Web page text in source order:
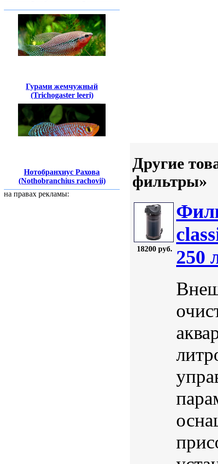
Гурами жемчужный
(Trichogaster leeri)
Нотобранхиус Рахова
(Nothobranchius rachovii)
на правах рекламы:
Другие
фильтры»
18200 руб. 250